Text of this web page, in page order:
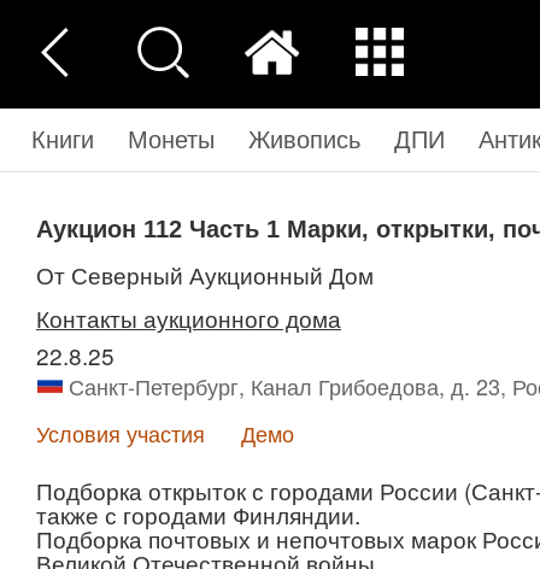
Книги Монеты Живопись ДПИ
Аукцион 112 Часть 1 Марки, открытки,
от Северный Аукционный Дом
Контакты аукционного дома
22.8.25
Санкт-Петербург, Канал Грибоедова, д. 23,
Условия участия
Демо
Подборка открыток с городами России
также с городами Финляндии.
Подборка почтовых и непочтовых марок
Великой Отечественной войны.